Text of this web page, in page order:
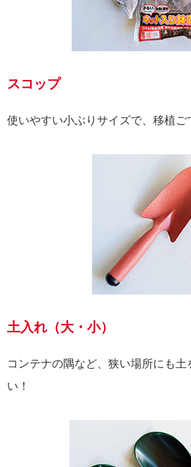
スコップ
使いやすい小ぶりサイズで、移植ご
土入れ（大・小）
コンテナの隅など、狭い場所にも
い！